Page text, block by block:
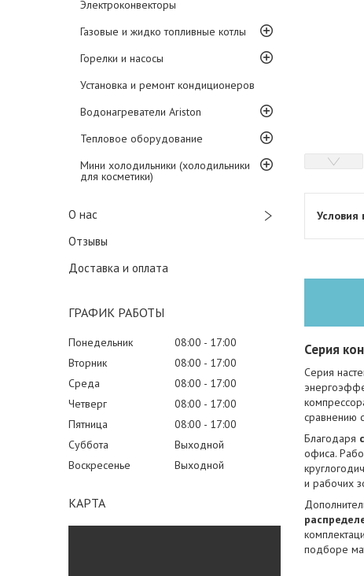
Электроконвекторы
Газовые и жидко топливные котлы
Горелки и насосы
Установка и ремонт кондиционеров
Водонагреватели Ariston
Тепловое оборудование
Мини холодильники (холодильники
для косметики)
О нас
Отзывы
Доставка и оплата
ГРАФИК РАБОТЫ
Понедельник 08:00
17:00
Вторник
08:00
17:00
Среда
08:00
17:00
Четверг
08:00
17:00
Пятница
08:00
17:00
Суббота
Выходной
Воскресенье
Выходной
КАРТА
Серия
Серия
сравнению
Благодаря
офиса.
и рабочих
подборе